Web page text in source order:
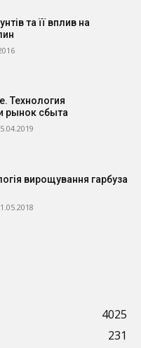
та її вплив на
Технология
рынок сбыта
вирощування гарбуза
4025
231